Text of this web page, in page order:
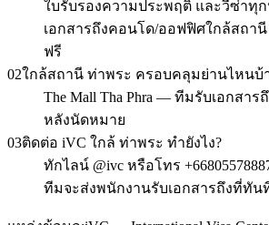
ใบรับรองความประพฤติ และวีซ่าทุ
เอกสารถึงคอนโด/ออฟฟิศใกล้สถานี
ฟรี
02ใกล้สถานี ท่าพระ ครอบคลุมย่านไหนบ้
The Mall Tha Phra — ทีมรับเอกสาร
หลังนัดหมาย
03ติดต่อ iVC ใกล้ ท่าพระ ทำยังไง?
ทักไลน์ @ivc หรือโทร
ทีมจะส่งพนักงานรับเอกสารถึงที่ทัน